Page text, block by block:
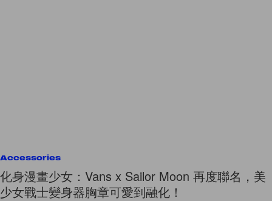
Accessories
化身漫畫少女：Vans x Sailor Moon 再度聯名，美
少女戰士變身器胸章可愛到融化！